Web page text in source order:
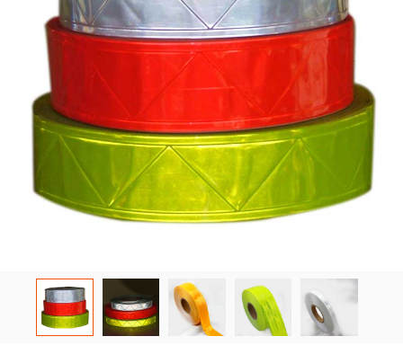
Модная светоотражающая ткань
Защитная одежда
Светящийся в темноте материал
Промышленная отделка для мытья
О КИНАССТАРС
Новый продукт
Видео